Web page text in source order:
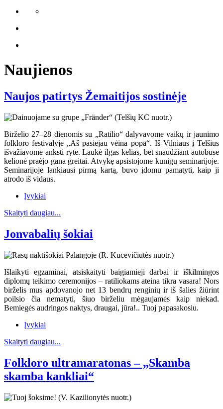
Naujienos
Naujos patirtys Žemaitijos sostinėje
Birželio 27–28 dienomis su „Ratilio“ dalyvavome vaikų ir jaunimo
folkloro festivalyje „Aš pasiejau vėina popā“. Iš Vilniaus į Telšius
išvažiavome anksti ryte. Laukė ilgas kelias, bet snaudžiant autobuse
kelionė praėjo gana greitai. Atvykę apsistojome kunigų seminarijoje.
Seminarijoje lankiausi pirmą kartą, buvo įdomu pamatyti, kaip ji
atrodo iš vidaus.
Įvykiai
Skaityti daugiau...
Jonvabalių šokiai
Išlaikyti egzaminai, atsiskaityti baigiamieji darbai ir iškilmingos
diplomų teikimo ceremonijos – ratiliokams ateina tikra vasara! Nors
birželis mus apdovanojo net 13 bendrų renginių ir iš šalies žiūrint
poilsio čia nematyti, šiuo birželiu mėgaujamės kaip niekad.
Bemiegės audringos naktys, draugai, jūra!.. Tuoj papasakosiu.
Įvykiai
Skaityti daugiau...
Folkloro ultramaratonas – „Skamba
skamba kankliai“